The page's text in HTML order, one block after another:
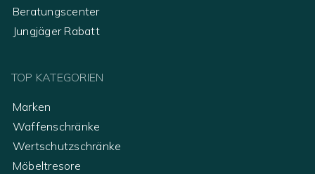
Beratungscenter
Jungjäger Rabatt
TOP KATEGORIEN
Marken
Waffenschränke
Wertschutzschränke
Möbeltresore